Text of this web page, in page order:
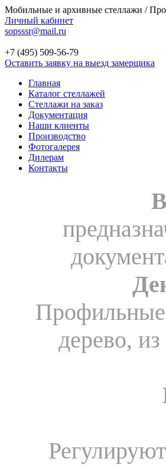
Мобильные и архивные стеллажи /
Личный кабинет
sopsssr@mail.ru
+7 (495) 509-56-79
Оставить заявку на выезд замерщика
Главная
Каталог стеллажей
Стеллажи на заказ
Документация
Наши клиенты
Производство
Фотогалерея
Дилерам
Контакты
дерево,